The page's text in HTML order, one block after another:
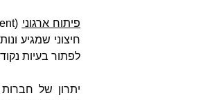
פיתוח ארגוני (
חיצוני שמגיע
לפתור בעיות
יתרון של חברות